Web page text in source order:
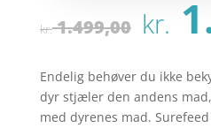
kr.1.499,00
pris
kr.
kr.
Endelig behøver du ikke
dyr stjæler den andens
med dyrenes mad.